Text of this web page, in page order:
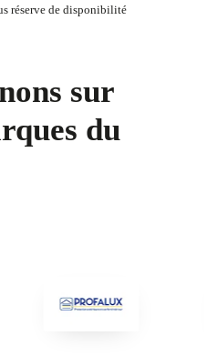
réserve de disponibilité
sur
du